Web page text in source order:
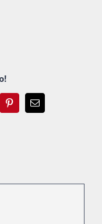
PinterestEmail